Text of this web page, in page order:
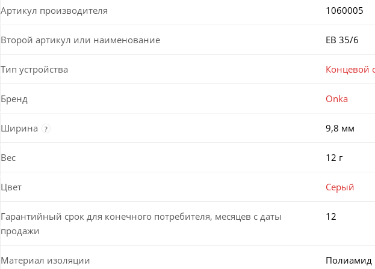
Артикул производителя 1060005
Второй артикул или наименование EB 35/6
Тип устройства Концевой
Бренд Onka
Ширина ? 9,8 мм
Вес 12 г
Цвет Серый
Гарантийный срок для конечного потребителя, месяцев с даты
продажи
12
Материал изоляции Полиамид